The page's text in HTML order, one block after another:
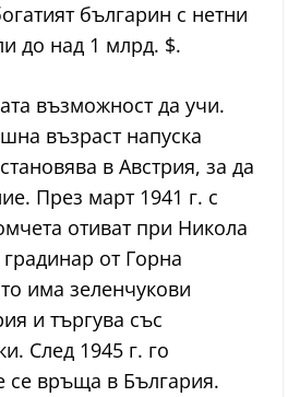
българин с нетни
до над 1 млрд. $.
възможност да учи.
възраст напуска
в Австрия, за да
През март 1941 г. с
отиват при Никола
от Горна
има зеленчукови
и търгува със
След 1945 г. го
се връща в България.